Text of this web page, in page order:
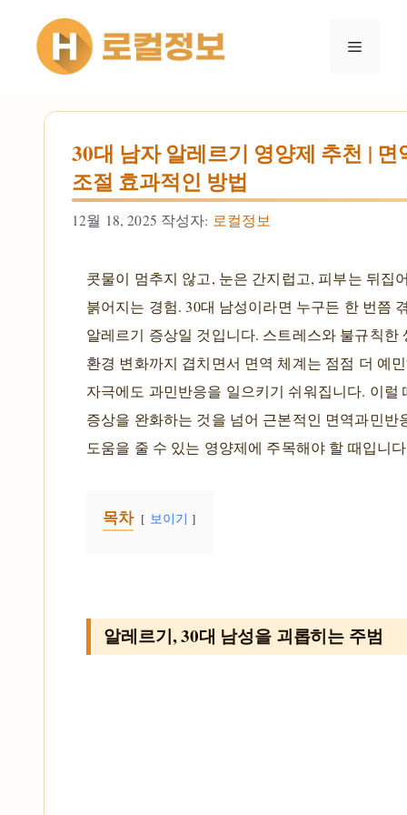
건너뛰기
메뉴
30대 남자 알레르기 영양제 추천 |
조절 효과적인 방법
12월 18, 2025 작성자: 로컬정보
콧물이 멈추지 않고, 눈은 간지럽고, 피부는 뒤집
붉어지는 경험. 30대 남성이라면 누구든 한 번쯤
알레르기 증상일 것입니다. 스트레스와 불규칙한
환경 변화까지 겹치면서 면역 체계는 점점 더 예
자극에도 과민반응을 일으키기 쉬워집니다. 이럴
증상을 완화하는 것을 넘어 근본적인 면역과민반
도움을 줄 수 있는 영양제에 주목해야 할 때입니
목차 보이기
알레르기, 30대 남성을 괴롭히는 주범